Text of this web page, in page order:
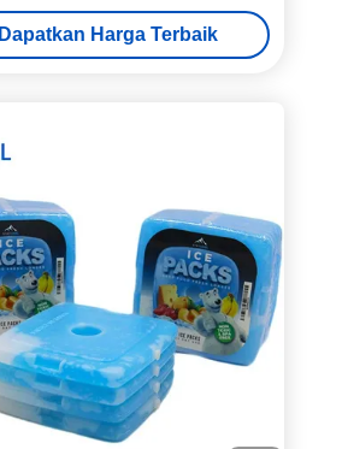
tas termal
Dapatkan Harga Terbaik